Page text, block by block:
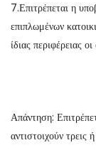
7.Επιτρέπεται η
επιπλωμένων
ίδιας περιφέρειας
Απάντηση:
αντιστοιχούν τρεις